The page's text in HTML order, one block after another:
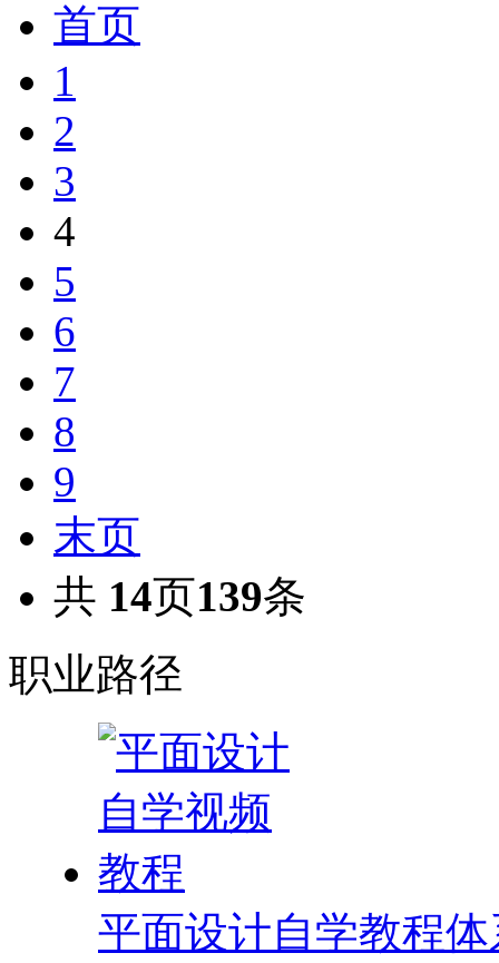
首页
1
2
3
4
5
6
7
8
9
末页
共 14页139条
职业路径
平面设计自学教程体